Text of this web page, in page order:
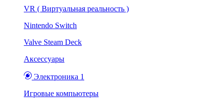
VR ( Виртуальная реальность )
Nintendo Switch
Valve Steam Deck
Аксессуары
Электроника 1
Игровые компьютеры